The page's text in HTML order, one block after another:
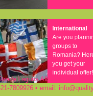
International
Are you
groups to
Romania?
you get your
individual offer!
Laguna Albastra 50 • RO-
7809926 • email: info